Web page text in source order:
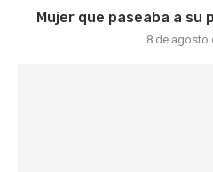
Mujer que paseaba a su
8 de agosto